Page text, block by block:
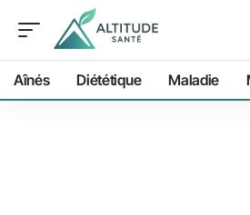
Aînés Diététique Maladie